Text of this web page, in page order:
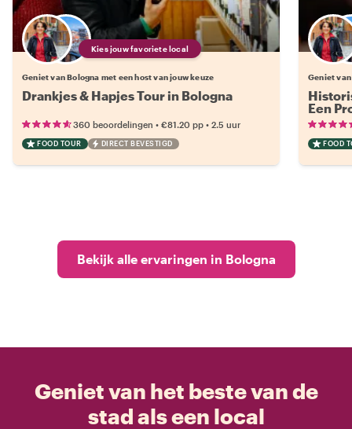
Kies jouw favoriete local
Geniet van Bologna met een host van jouw keuze
Drankjes & Hapjes Tour in Bologna
360 beoordelingen • €81.20 pp • 2.5 uur
FOOD TOUR DIRECT BEVESTIGD
Geniet
Een
FOOD
Bekijk alle ervaringen in Bologna
Geniet van het beste van de
stad als een local